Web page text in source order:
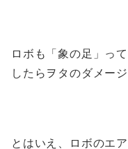
ロボも「象の足」っ
したらヲタのダメー
とはいえ、ロボのエ